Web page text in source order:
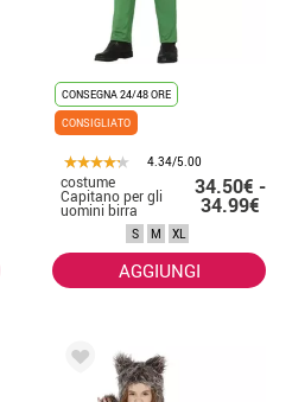
CONSEGNA 24/48 ORE
CONSIGLIATO
4.34/5.00
costume
Capitano per gli
uomini birra
34.50€ -
34.99€
S M XL
AGGIUNGI